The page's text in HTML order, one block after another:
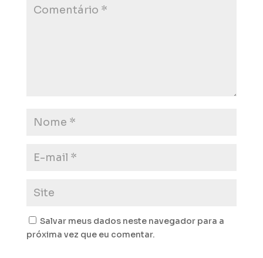
Salvar meus dados neste navegador para a
próxima vez que eu comentar.